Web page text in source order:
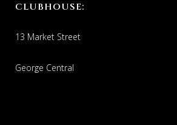
CLUBHOUSE:
13 Market Street
George Central